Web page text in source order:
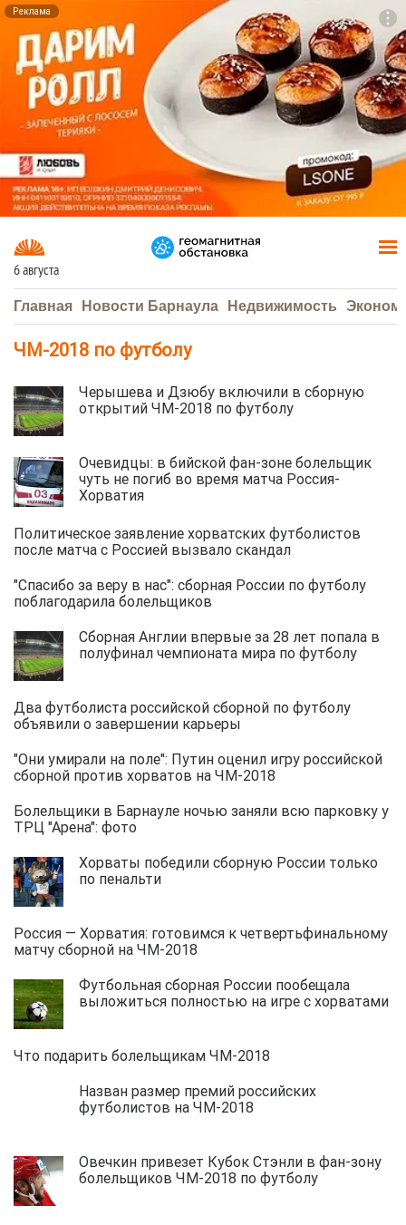
Реклама
6 августа
Главная Новости Барнаула Недвижимость
ЧМ-2018 по футболу
Черышева и Дзюбу включили в сборную
открытий ЧМ-2018 по футболу
Очевидцы: в бийской фан-зоне болельщик
чуть не погиб во время матча Россия-
Хорватия
Политическое заявление хорватских футболистов
после матча с Россией вызвало скандал
"Спасибо за веру в нас": сборная России по футболу
поблагодарила болельщиков
Сборная Англии впервые за 28 лет попала в
полуфинал чемпионата мира по футболу
Два футболиста российской сборной по футболу
объявили о завершении карьеры
"Они умирали на поле": Путин оценил игру российской
сборной против хорватов на ЧМ-2018
Болельщики в Барнауле ночью заняли всю парковку у
ТРЦ "Арена": фото
Хорваты победили сборную России только
по пенальти
Россия — Хорватия: готовимся к четвертьфинальному
матчу сборной на ЧМ-2018
Футбольная сборная России пообещала
выложиться полностью на игре с хорватами
Что подарить болельщикам ЧМ-2018
Назван размер премий российских
футболистов на ЧМ-2018
Овечкин привезет Кубок Стэнли в фан-зону
болельщиков ЧМ-2018 по футболу